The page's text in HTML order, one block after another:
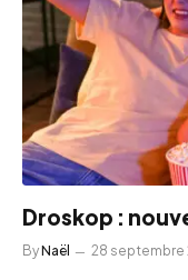
Droskop :
ByNaël 28 septembre